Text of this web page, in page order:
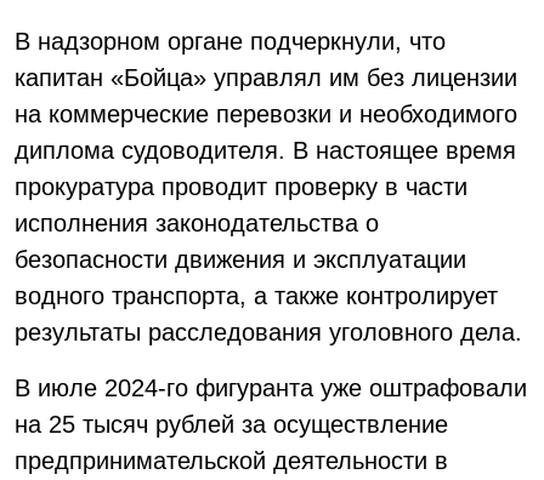
В надзорном органе подчеркнули, что
капитан «Бойца» управлял им без лицензии
на коммерческие перевозки и необходимого
диплома судоводителя. В настоящее время
прокуратура проводит проверку в части
исполнения законодательства о
безопасности движения и эксплуатации
водного транспорта, а также контролирует
результаты расследования уголовного дела.
В июле 2024-го фигуранта уже оштрафовали
на 25 тысяч рублей за осуществление
предпринимательской деятельности в